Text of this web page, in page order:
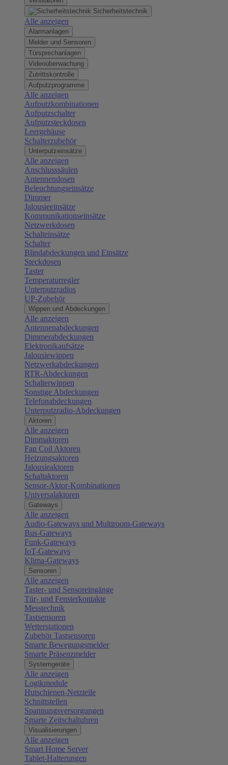
Sicherheitstechnik
Alle anzeigen
Alarmanlagen
Melder und Sensoren
Türsprechanlagen
Videoüberwachung
Zutrittskontrolle
Aufputzprogramme
Alle anzeigen
Aufputzkombinationen
Aufputzschalter
Aufputzsteckdosen
Leergehäuse
Schalterzubehör
Unterputzeinsätze
Alle anzeigen
Anschlusssäulen
Antennendosen
Beleuchtungseinsätze
Dimmer
Jalousieeinsätze
Kommunikationseinsätze
Netzwerkdosen
Schalteinsätze
Schalter
Blindabdeckungen und Einsätze
Steckdosen
Taster
Temperaturregler
Unterputzradios
UP-Zubehör
Wippen und Abdeckungen
Alle anzeigen
Antennenabdeckungen
Dimmerabdeckungen
Elektronikaufsätze
Jalousiewippen
Netzwerkabdeckungen
RTR-Abdeckungen
Schalterwippen
Sonstige Abdeckungen
Telefonabdeckungen
Unterputzradio-Abdeckungen
Aktoren
Alle anzeigen
Dimmaktoren
Fan Coil Aktoren
Heizungsaktoren
Jalousieaktoren
Schaltaktoren
Sensor-Aktor-Kombinationen
Universalaktoren
Gateways
Alle anzeigen
Audio-Gateways und Multiroom-Gateways
Bus-Gateways
Funk-Gateways
IoT-Gateways
Klima-Gateways
Sensoren
Alle anzeigen
Taster- und Sensoreingänge
Tür- und Fensterkontakte
Messtechnik
Tastsensoren
Wetterstationen
Zubehör Tastsensoren
Smarte Bewegungsmelder
Smarte Präsenzmelder
Systemgeräte
Alle anzeigen
Logikmodule
Hutschienen-Netzteile
Schnittstellen
Spannungsversorgungen
Smarte Zeitschaltuhren
Visualisierungen
Alle anzeigen
Smart Home Server
Tablet-Halterungen